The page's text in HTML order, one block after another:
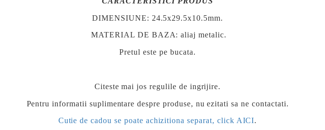
DIMENSIUNE: 24.5x29.5x10.5mm.
MATERIAL DE BAZA: aliaj metalic.
Pretul este pe bucata.
Citeste mai jos regulile de ingrijire.
Pentru informatii suplimentare despre produse, nu ezitati sa ne contactati.
Cutie de cadou se poate achizitiona separat, click AICI.